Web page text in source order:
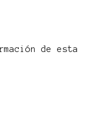
de esta